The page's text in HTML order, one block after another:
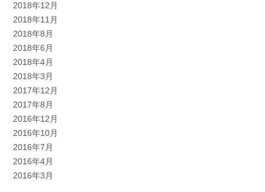
2018年12月
2018年11月
2018年8月
2018年6月
2018年4月
2018年3月
2017年12月
2017年8月
2016年12月
2016年10月
2016年7月
2016年4月
2016年3月